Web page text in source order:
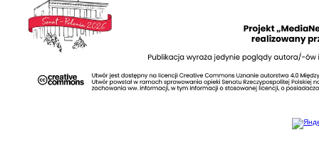
Szkolnictwo (14)
U naszych sąsiadów (9)
Wojna rosyjsko-